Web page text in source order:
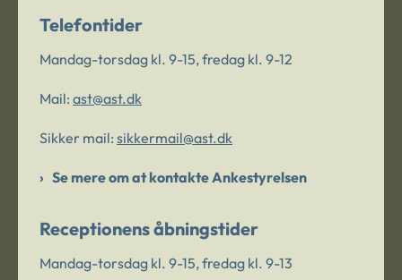
Telefontider
Mandag-torsdag kl. 9-15, fredag kl. 9-12
Mail: ast@ast.dk
Sikker mail: sikkermail@ast.dk
Se mere om at kontakte Ankestyrelsen
Receptionens åbningstider
Mandag-torsdag kl. 9-15, fredag kl. 9-13